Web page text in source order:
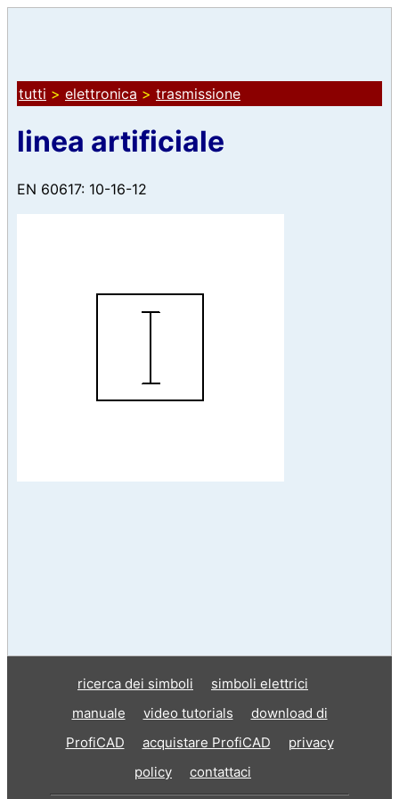
tutti > elettronica > trasmissione
linea artificiale
EN 60617: 10-16-12
ricerca dei simboli
simboli elettrici
manuale
video tutorials
download di
ProfiCAD
acquistare ProfiCAD
privacy
policy
contattaci